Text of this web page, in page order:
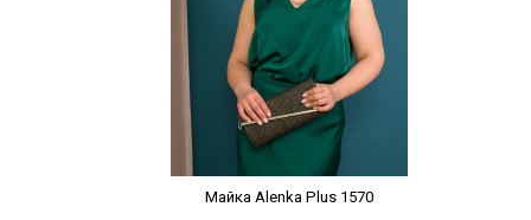
Майка Alenka Plus 1570